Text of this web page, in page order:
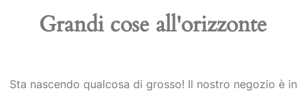
Grandi cose all'orizzonte
Sta nascendo qualcosa di grosso! Il nostro negozio è in